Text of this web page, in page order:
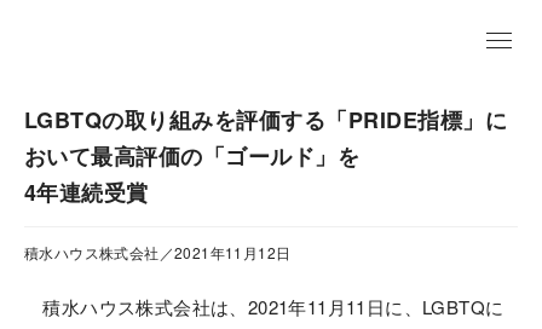
LGBTQの取り組みを評価する「PRIDE指標」に
おいて最高評価の「ゴールド」を
4年連続受賞
積水ハウス株式会社／2021年11月12日
積水ハウス株式会社は、2021年11月11日に、LGBTQに